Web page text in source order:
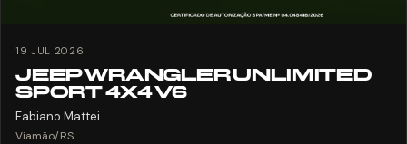
19 JUL 2026
JEEP WRANGLER UNLIMITED
SPORT 4X4 V6
Fabiano Mattei
Viamão/RS